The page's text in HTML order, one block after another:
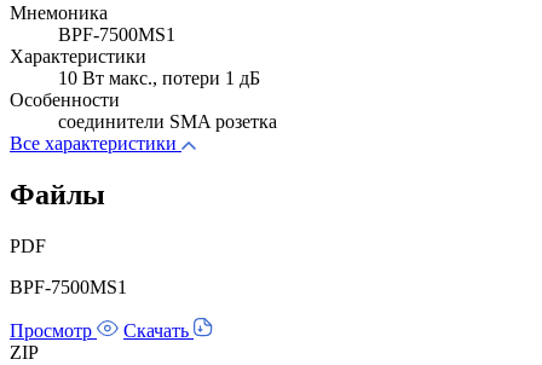
Мнемоника
BPF-7500MS1
Характеристики
10 Вт макс., потери 1 дБ
Особенности
соединители SMA розетка
Все характеристики
Файлы
PDF
BPF-7500MS1
Просмотр
Скачать
ZIP